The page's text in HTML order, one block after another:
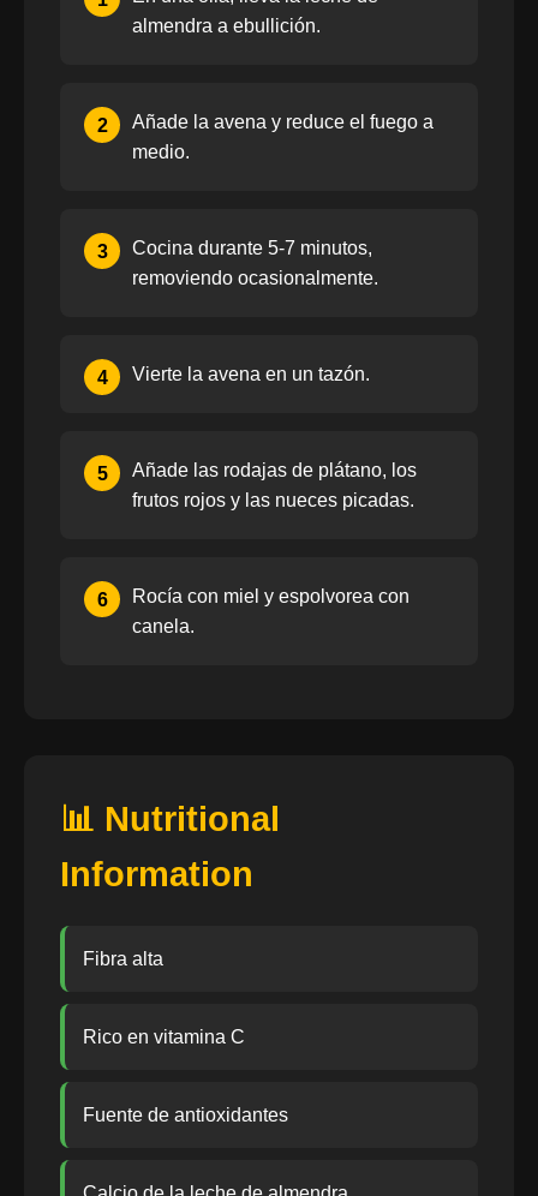
almendra a ebullición.
2
Añade la avena y reduce el fuego a
medio.
3
Cocina durante 5-7 minutos,
removiendo ocasionalmente.
4 Vierte la avena en un tazón.
5
Añade las rodajas de plátano, los
frutos rojos y las nueces picadas.
6
Rocía con miel y espolvorea con
canela.
📊 Nutritional
Information
Fibra alta
Rico en vitamina C
Fuente de antioxidantes